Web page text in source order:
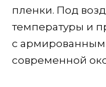
пленки. Под
температуры и
с
современной